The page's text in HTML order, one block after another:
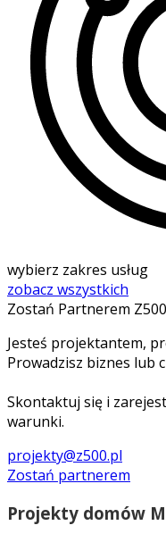
wybierz zakres usług
zobacz wszystkich
Zostań Partnerem Z500
Jesteś projektantem,
Prowadzisz biznes lub
Skontaktuj się i
warunki.
projekty@z500.pl
Zostań partnerem
Projekty domów